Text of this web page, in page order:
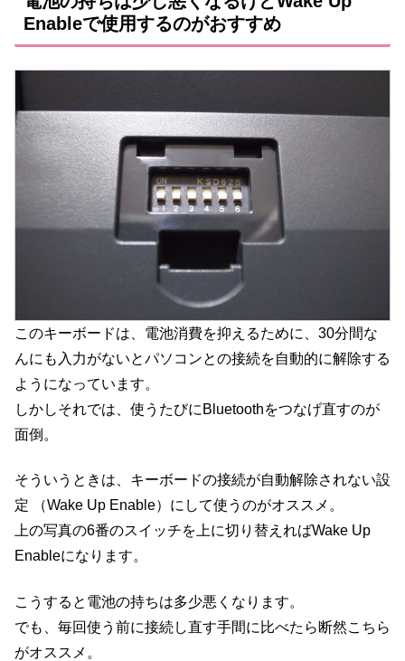
Enableで使用するのがおすすめ
このキーボードは、電池消費を抑えるために、30分間な
んにも入力がないとパソコンとの接続を自動的に解除する
ようになっています。
しかしそれでは、使うたびにBluetoothをつなげ直すのが
面倒。
そういうときは、キーボードの接続が自動解除されない設
定 （Wake Up Enable）にして使うのがオススメ。
上の写真の6番のスイッチを上に切り替えればWake Up
Enableになります。
こうすると電池の持ちは多少悪くなります。
でも、毎回使う前に接続し直す手間に比べたら断然こちら
がオススメ。